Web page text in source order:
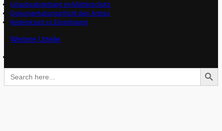
Urlaubsabgeltung im Mutterschutz
Dokumentationspflicht des Arztes
Bedenkzeit vs Einwilligung
Weitere Urteile
Search
for:
Search Button